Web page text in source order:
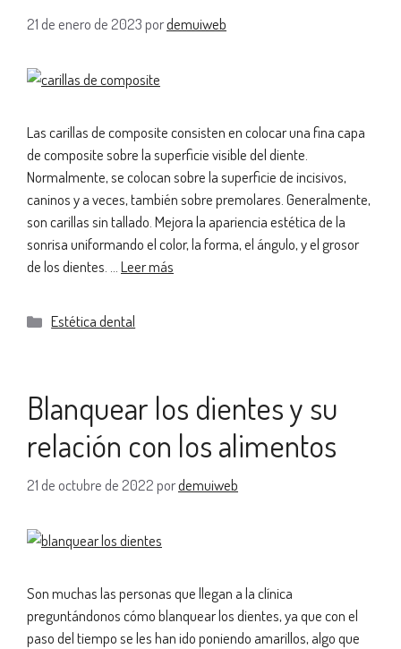
21 de enero de 2023pordemuiweb
Las carillas de composite consisten en colocar una fina capa
de composite sobre la superficie visible del diente.
Normalmente, se colocan sobre la superficie de incisivos,
caninos y a veces, también sobre premolares. Generalmente,
son carillas sin tallado. Mejora la apariencia estética de la
sonrisa uniformando el color, la forma, el ángulo, y el grosor
de los dientes. …Leer más
Estética dental
Blanquear los dientes y su
relación con los alimentos
21 de octubre de 2022pordemuiweb
Son muchas las personas que llegan a la clínica
preguntándonos cómo blanquear los dientes, ya que con el
paso del tiempo se les han ido poniendo amarillos, algo que